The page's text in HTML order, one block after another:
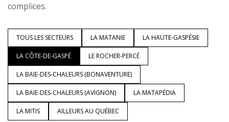
complices.
TOUS LES SECTEURS LA MATANIE LA HAUTE-GASPÉSIE
LA CÔTE-DE-GASPÉ LE ROCHER-PERCÉ
LA BAIE-DES-CHALEURS (BONAVENTURE)
LA BAIE-DES-CHALEURS (AVIGNON) LA MATAPÉDIA
LA MITIS AILLEURS AU QUÉBEC